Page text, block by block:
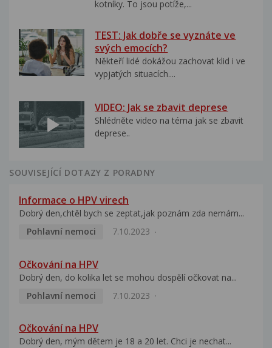
kotníky. To jsou potíže,...
TEST: Jak dobře se vyznáte ve
svých emocích?
Někteří lidé dokážou zachovat klid i ve
vypjatých situacích....
VIDEO: Jak se zbavit deprese
Shlédněte video na téma jak se zbavit
deprese..
SOUVISEJÍCÍ DOTAZY Z PORADNY
Informace o HPV virech
Dobrý den,chtěl bych se zeptat,jak poznám zda nemám...
Pohlavní nemoci
7.10.2023
Očkování na HPV
Dobrý den, do kolika let se mohou dospělí očkovat na...
Pohlavní nemoci
7.10.2023
Očkování na HPV
Dobrý den, mým dětem je 18 a 20 let. Chci je nechat...